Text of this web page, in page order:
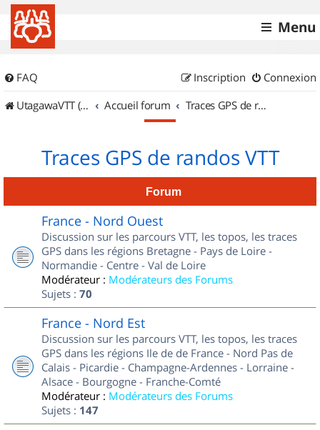
Menu
FAQ Connexion
Inscription
UtagawaVTT (Randos VTT et VTTAE avec traces GPS)
Accueil forum Traces GPS de randos VTT
Traces GPS de randos VTT
Forum
France - Nord Ouest
Discussion sur les parcours VTT, les topos, les traces
GPS dans les régions Bretagne - Pays de Loire -
Normandie - Centre - Val de Loire
Modérateur : Modérateurs des Forums
Sujets : 70
France - Nord Est
Discussion sur les parcours VTT, les topos, les traces
GPS dans les régions Ile de de France - Nord Pas de
Calais - Picardie - Champagne-Ardennes - Lorraine -
Alsace - Bourgogne - Franche-Comté
Modérateur : Modérateurs des Forums
Sujets : 147